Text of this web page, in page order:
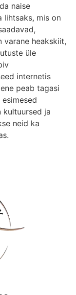
naise
lihtsaks, mis on
varane heakskiit,
üle
internetis
peab tagasi
kultuursed ja
neid ka